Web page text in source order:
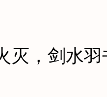
，剑水羽